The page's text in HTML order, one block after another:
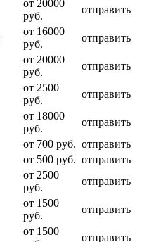
от 20000
руб.
отправить
от 16000
руб.
отправить
от 20000
руб.
отправить
от 2500
руб.
отправить
от 18000
руб.
отправить
от 700 руб. отправить
от 500 руб. отправить
от 2500
руб.
отправить
от 1500
руб.
отправить
от 1500
отправить